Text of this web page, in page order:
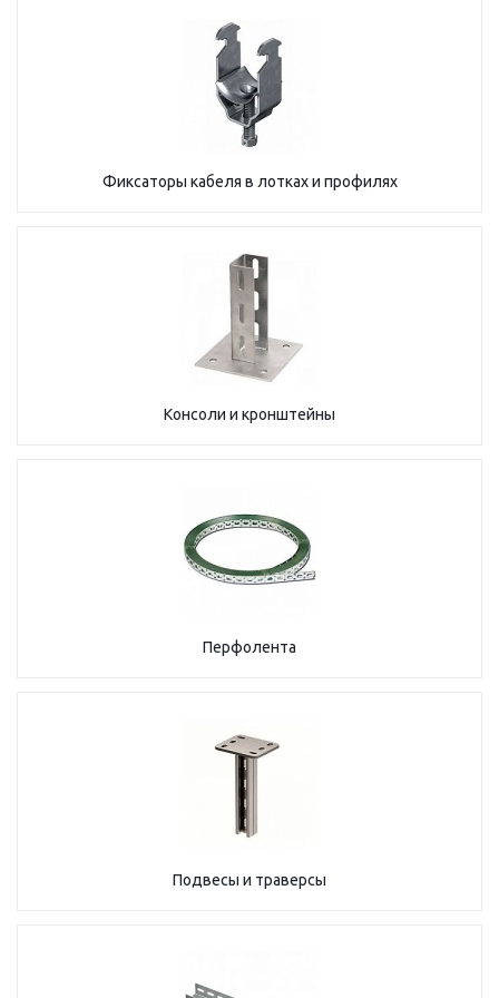
Фиксаторы кабеля в лотках и профилях
Консоли и кронштейны
Перфолента
Подвесы и траверсы